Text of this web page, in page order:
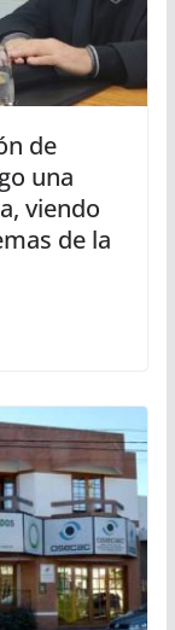
de
una
viendo
de la